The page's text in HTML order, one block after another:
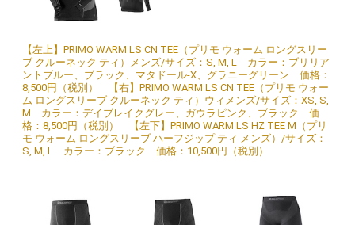
【左上】PRIMO WARM LS CN TEE（プリモ ウォーム ロングスリー
ブ クルーネック ティ）メンズ/サイズ：S, M, L カラー：ブリリア
ントブルー、ブラック、マタドール-X、グラニーグリーン 価格：
8,500円（税別） 【右】PRIMO WARM LS CN TEE（プリモ ウォー
ム ロングスリーブ クルーネック ティ）ウィメンズ/サイズ：XS, S,
M カラー：デイブレイクグレー、ガウラピンク、ブラック 価
格：8,500円（税別） 【左下】PRIMO WARM LS HZ TEE M（プリ
モ ウォーム ロングスリーブ ハーフジップ ティ メンズ）/サイズ：
S, M, L カラー：ブラック 価格：10,500円（税別）